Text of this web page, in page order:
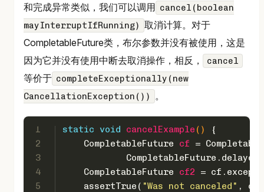
和完成异常类似，我们可以调用 cancel(boolean
mayInterruptIfRunning) 取消计算。对于
CompletableFuture类，布尔参数并没有被使用，这是
因为它并没有使用中断去取消操作，相反，
cancel
等价于 completeExceptionally(new
CancellationException())
。
1
2
3
4
5
static void cancelExample ()
{
CompletableFuture
cf =
CompletableFuture
cf2 =
    assertTrue(
"Was not canceled" ,